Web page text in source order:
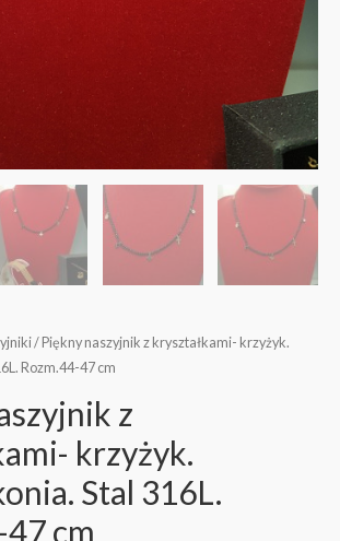
/ Piękny naszyjnik z kryształkami- krzyżyk.
Rozm.44-47 cm
z
krzyżyk.
Stal 316L.
47 cm